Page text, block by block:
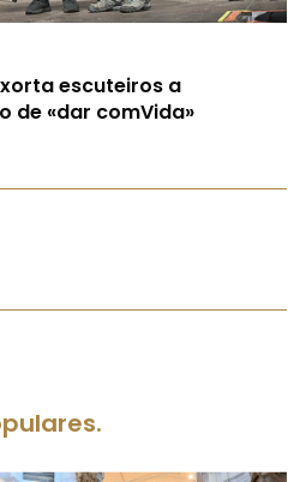
escuteiros a
de «dar comVida»